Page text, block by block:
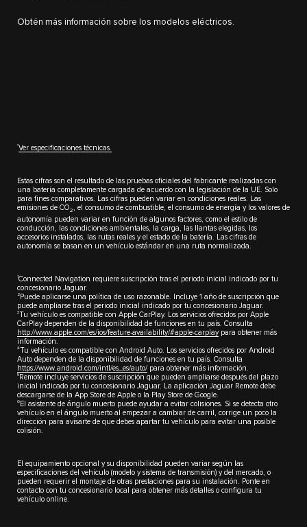
Obtén más información sobre los modelos eléctricos.
††Ver especificaciones técnicas.
Estas cifras son el resultado de las pruebas oficiales del fabricante realizadas con
una batería completamente cargada de acuerdo con la legislación de la UE. Solo
para fines comparativos. Las cifras pueden variar en condiciones reales. Las
emisiones de CO2
, el consumo de combustible, el consumo de energía y los valores de
autonomía pueden variar en función de algunos factores, como el estilo de
conducción, las condiciones ambientales, la carga, las llantas elegidas, los
accesorios instalados, las rutas reales y el estado de la batería. Las cifras de
autonomía se basan en un vehículo estándar en una ruta normalizada.
1Connected Navigation requiere suscripción tras el periodo inicial indicado por tu
concesionario Jaguar.
2 Puede aplicarse una política de uso razonable. Incluye 1 año de suscripción que
puede ampliarse tras el periodo inicial indicado por tu concesionario Jaguar.
3Tu vehículo es compatible con Apple CarPlay. Los servicios ofrecidos por Apple
CarPlay dependen de la disponibilidad de funciones en tu país. Consulta
http://www.apple.com/es/ios/feature-availability/#apple-carplaypara obtener más
información.
4Tu vehículo es compatible con Android Auto. Los servicios ofrecidos por Android
Auto dependen de la disponibilidad de funciones en tu país. Consulta
https://www.android.com/intl/es_es/auto/ para obtener más información.
5 Remote incluye servicios de suscripción que pueden ampliarse después del plazo
inicial indicado por tu concesionario Jaguar. La aplicación Jaguar Remote debe
descargarse de la App Store de Apple o la Play Store de Google.
6 El asistente de ángulo muerto puede ayudar a evitar colisiones. Si se detecta otro
vehículo en el ángulo muerto al empezar a cambiar de carril, corrige un poco la
dirección para avisarte de que debes apartar tu vehículo para evitar una posible
colisión.
El equipamiento opcional y su disponibilidad pueden variar según las
especificaciones del vehículo (modelo y sistema de transmisión) y del mercado, o
pueden requerir el montaje de otras prestaciones para su instalación. Ponte en
contacto con tu concesionario local para obtener más detalles o configura tu
vehículo online.